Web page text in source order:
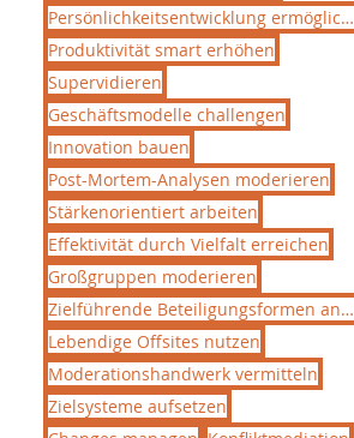
Persönlichkeitsentwicklung ermöglichen
Produktivität smart erhöhen
Supervidieren
Geschäftsmodelle challengen
Innovation bauen
Post-Mortem-Analysen moderieren
Stärkenorientiert arbeiten
Effektivität durch Vielfalt erreichen
Großgruppen moderieren
Zielführende Beteiligungsformen anwenden
Lebendige Offsites nutzen
Moderationshandwerk vermitteln
Zielsysteme aufsetzen